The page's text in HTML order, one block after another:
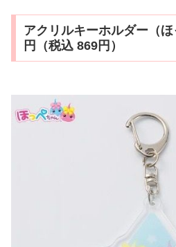
アクリルキーホルダー（
円（税込 869円）